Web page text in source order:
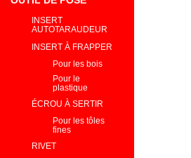
INSERT
AUTOTARAUDEUR
INSERT À FRAPPER
Pour les bois
Pour le
plastique
ÉCROU À SERTIR
Pour les tôles
fines
RIVET